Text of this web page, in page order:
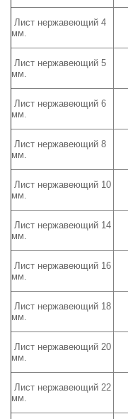
Лист нержавеющий 4
мм.
Лист нержавеющий 5
мм.
Лист нержавеющий 6
мм.
Лист нержавеющий 8
мм.
Лист нержавеющий 10
мм.
Лист нержавеющий 14
мм.
Лист нержавеющий 16
мм.
Лист нержавеющий 18
мм.
Лист нержавеющий 20
мм.
Лист нержавеющий 22
мм.